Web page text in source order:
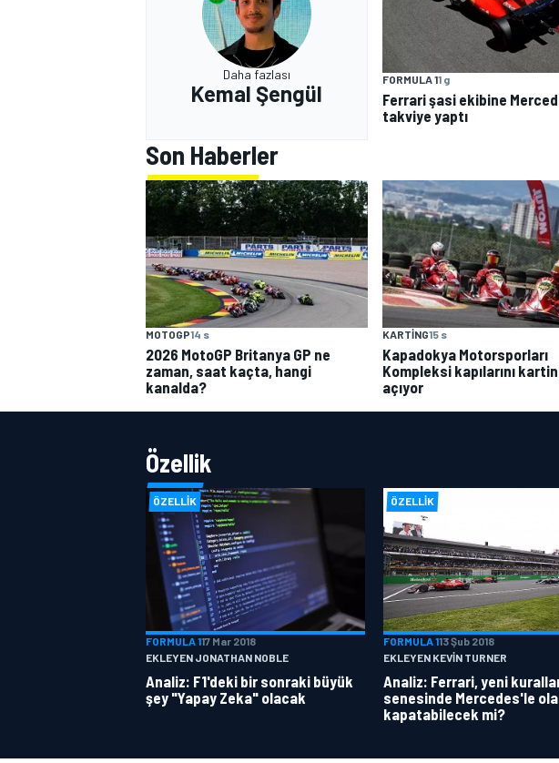
Daha fazlası
Kemal Şengül
FORMULA 11 g
Ferrari şasi ekibine
takviye yaptı
Son Haberler
MOTOGP14 s
2026 MotoGP Britanya GP ne
zaman, saat kaçta, hangi
kanalda?
KARTING15 s
Kapadokya Motorsporları
Kompleksi kapılarını
açıyor
Özellik
ÖZELLIK
FORMULA 117 Mar 2018
EKLEYEN JONATHAN NOBLE
Analiz: F1'deki bir sonraki büyük
şey "Yapay Zeka" olacak
ÖZELLIK
FORMULA 113 Şub 2018
EKLEYEN KEVIN TURNER
Analiz: Ferrari, yeni
senesinde Mercedes'le
kapatabilecek mi?